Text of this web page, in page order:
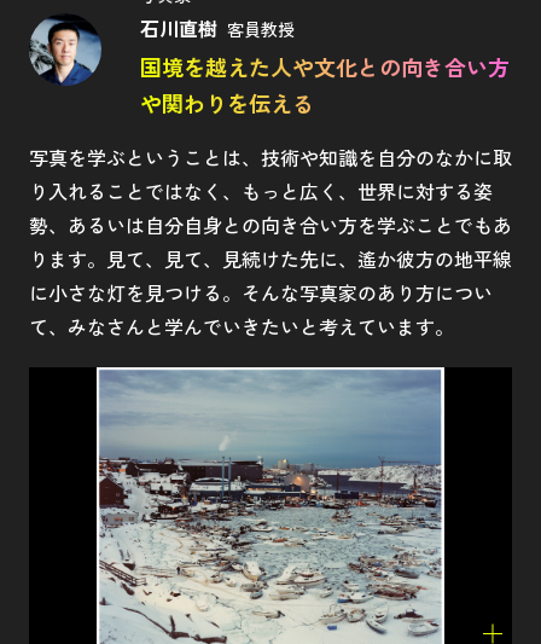
石川直樹 客員教授
国境を越えた人や文化との向き合い方
や関わりを伝える
写真を学ぶということは、技術や知識を自分のなかに取
り入れることではなく、もっと広く、世界に対する姿
勢、あるいは自分自身との向き合い方を学ぶことでもあ
ります。見て、見て、見続けた先に、遙か彼方の地平線
に小さな灯を見つける。そんな写真家のあり方につい
て、みなさんと学んでいきたいと考えています。